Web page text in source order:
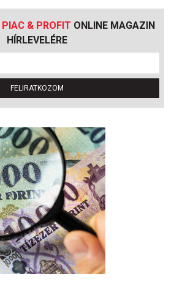
PIAC & PROFIT ONLINE MAGAZIN
HÍRLEVELÉRE
FELIRATKOZOM